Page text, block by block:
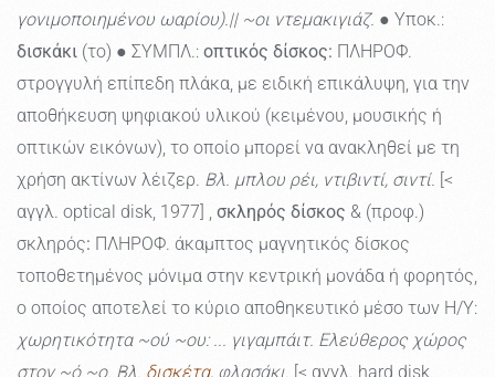
γονιμοποιημένου ωαρίου).|| ~οι ντεμακιγιάζ. ● Υποκ.:
δισκάκι (το) ● ΣΥΜΠΛ.: οπτικός δίσκος: ΠΛΗΡΟΦ.
στρογγυλή επίπεδη πλάκα, με ειδική επικάλυψη, για την
αποθήκευση ψηφιακού υλικού (κειμένου, μουσικής ή
οπτικών εικόνων), το οποίο μπορεί να ανακληθεί με τη
χρήση ακτίνων λέιζερ. Βλ. μπλου ρέι, ντιβιντί, σιντί. [<
αγγλ. optical disk, 1977] , σκληρός δίσκος & (προφ.)
σκληρός: ΠΛΗΡΟΦ. άκαμπτος μαγνητικός δίσκος
τοποθετημένος μόνιμα στην κεντρική μονάδα ή φορητός,
ο οποίος αποτελεί το κύριο αποθηκευτικό μέσο των Η/Υ:
χωρητικότητα ~ού ~ου: ... γιγαμπάιτ. Ελεύθερος χώρος
στον ~ό ~ο. Βλ. δισκέτα, φλασάκι. [< αγγλ. hard disk,